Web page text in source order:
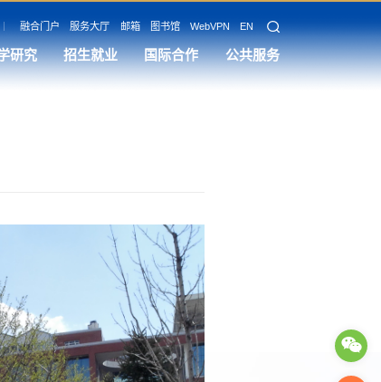
融合门户 服务大厅 邮箱 图书馆 WebVPN EN
研究 招生就业 国际合作 公共服务